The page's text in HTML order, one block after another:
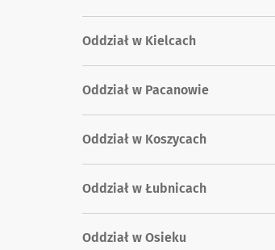
Oddział w Kielcach
Oddział w Pacanowie
Oddział w Koszycach
Oddział w Łubnicach
Oddział w Osieku